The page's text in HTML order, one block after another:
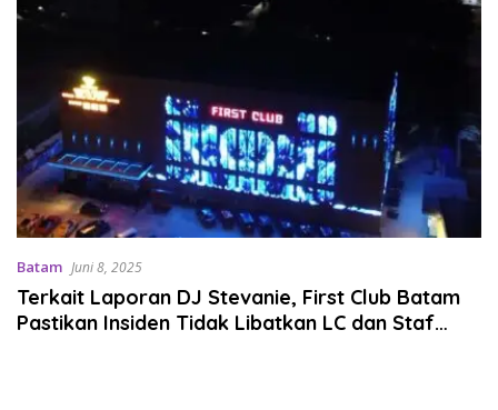
Batam Juni 8, 2025
Terkait Laporan DJ Stevanie, First Club Batam
Pastikan Insiden Tidak Libatkan LC dan Staf